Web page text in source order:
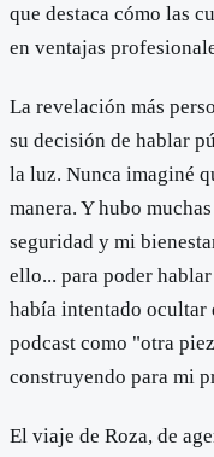
que destaca cómo las
en ventajas
La revelación más
su decisión de hablar
la luz. Nunca imaginé
manera. Y hubo
seguridad y mi
ello... para poder
había intentado ocultar
podcast como "otra
construyendo para mi
El viaje de Roza, de